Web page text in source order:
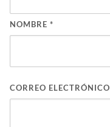
NOMBRE *
CORREO ELECTRÓNICO